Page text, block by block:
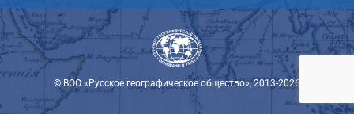
© ВОО «Русское географическое общество», 2013-2026